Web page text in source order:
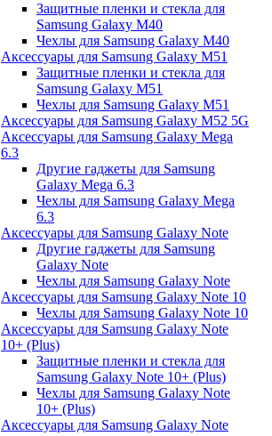
Защитные пленки и стекла для
Samsung Galaxy M40
Чехлы для Samsung Galaxy M40
Аксессуары для Samsung Galaxy M51
Защитные пленки и стекла для
Samsung Galaxy M51
Чехлы для Samsung Galaxy M51
Аксессуары для Samsung Galaxy M52 5G
Аксессуары для Samsung Galaxy Mega
6.3
Другие гаджеты для Samsung
Galaxy Mega 6.3
Чехлы для Samsung Galaxy Mega
6.3
Аксессуары для Samsung Galaxy Note
Другие гаджеты для Samsung
Galaxy Note
Чехлы для Samsung Galaxy Note
Аксессуары для Samsung Galaxy Note 10
Чехлы для Samsung Galaxy Note 10
Аксессуары для Samsung Galaxy Note
10+ (Plus)
Защитные пленки и стекла для
Samsung Galaxy Note 10+ (Plus)
Чехлы для Samsung Galaxy Note
10+ (Plus)
Аксессуары для Samsung Galaxy Note